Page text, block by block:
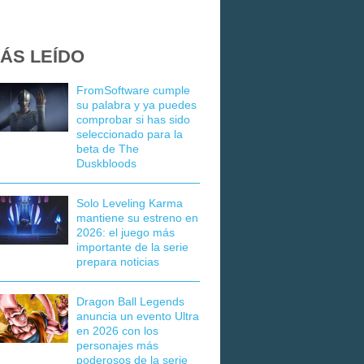
LEÍDO
FromSoftware cumple
su palabra y ya puedes
comprobar si has sido
seleccionado para la
beta de The
Duskbloods
Solo Leveling Karma
mantiene su estreno en
2026: el juego más
importante de la serie
prepara noticias
Dragon Ball Legends
anuncia un evento Ultra
en 2026 con los
personajes más
poderosos de la serie